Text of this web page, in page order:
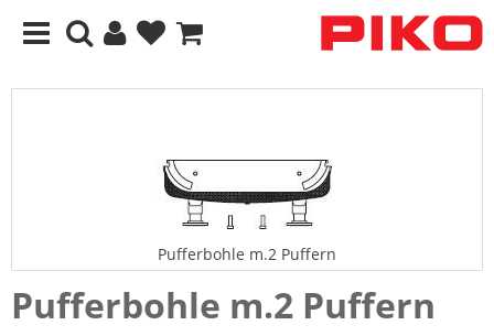
Pufferbohle m.2 Puffern
Pufferbohle m.2 Puffern